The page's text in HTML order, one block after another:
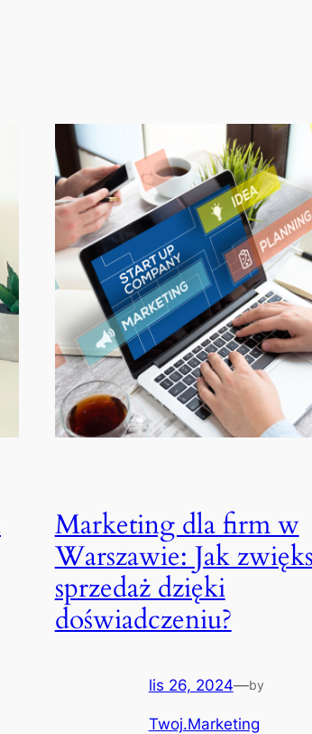
Marketing dla firm w
Warszawie: Jak
sprzedaż dzięki
doświadczeniu?
lis 26, 2024—by
Twoj.Marketing